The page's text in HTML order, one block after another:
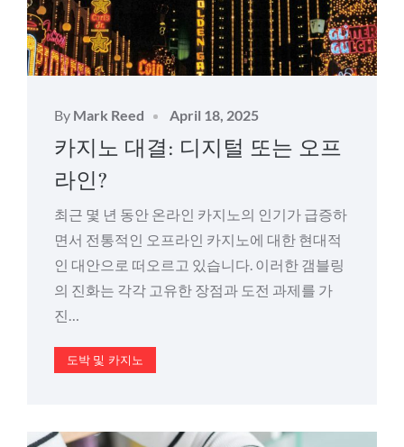
By Mark Reed
Posted
on
April 18, 2025
카지노 대결: 디지털 또는 오프
라인?
최근 몇 년 동안 온라인 카지노의 인기가 급증하
면서 전통적인 오프라인 카지노에 대한 현대적
인 대안으로 떠오르고 있습니다. 이러한 갬블링
의 진화는 각각 고유한 장점과 도전 과제를 가
진…
도박 및 카지노